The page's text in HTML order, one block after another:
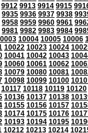
9912 9913 9914 9915
9935 9936 9937 9938
9958 9959 9960 9961
9981 9982 9983 9984
10004 10005 10006
10022 10023 10024
10041 10042 10043
10060 10061 10062
10079 10080 10081
10098 10099 10100
10117 10118 10119 10120
10136 10137 10138
10155 10156 10157
10174 10175 10176
10193 10194 10195
10212 10213 10214